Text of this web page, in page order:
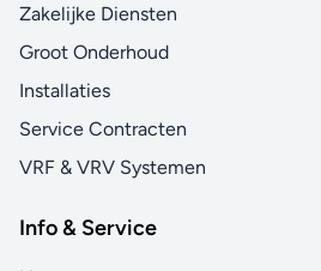
Zakelijke Diensten
Groot Onderhoud
Installaties
Service Contracten
VRF & VRV Systemen
Info & Service